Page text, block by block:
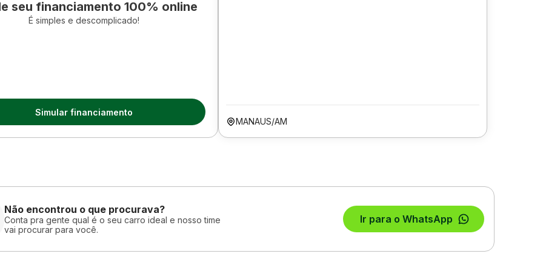
seu financiamento 100% online
É simples e descomplicado!
Simular financiamento
MANAUS/AM
Não encontrou o que procurava?
Conta pra gente qual é o seu carro ideal e nosso time
vai procurar para você.
Ir para o WhatsApp